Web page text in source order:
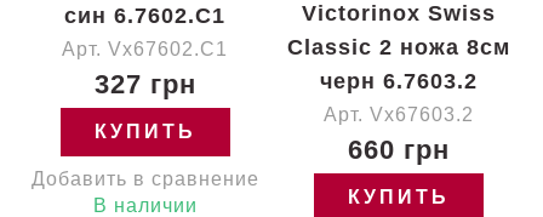
син 6.7602.C1
Арт. Vx67602.C1
327 грн
КУПИТЬ
Добавить в сравнение
В наличии
Victorinox Swiss
Classic 2 ножа 8см
черн 6.7603.2
Арт. Vx67603.2
660 грн
КУПИТЬ